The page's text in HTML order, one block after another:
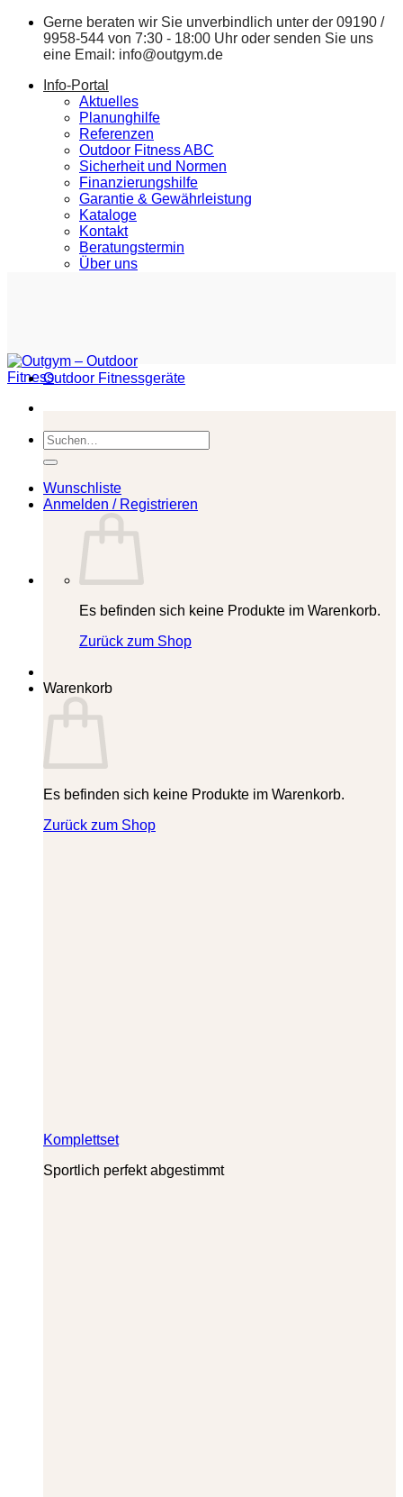
Zum
springen
Gerne beraten wir Sie unverbindlich unter der 09190 /
9958-544 von 7:30 - 18:00 Uhr oder senden Sie uns
eine Email: info@outgym.de
Info-Portal
Aktuelles
Planunghilfe
Referenzen
Outdoor Fitness ABC
Sicherheit und Normen
Finanzierungshilfe
Garantie & Gewährleistung
Kataloge
Kontakt
Beratungstermin
Über uns
Suchen
nach:
Wunschliste
Anmelden / Registrieren
Es befinden sich keine Produkte im Warenkorb.
Zurück zum Shop
Warenkorb
Es befinden sich keine Produkte im Warenkorb.
Zurück zum Shop
Outdoor Fitnessgeräte
Komplettset
Sportlich perfekt abgestimmt